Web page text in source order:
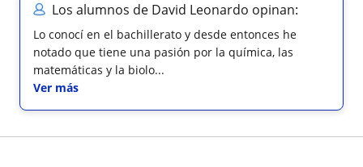
Los alumnos de David Leonardo opinan:
Lo conocí en el bachillerato y desde entonces he
notado que tiene una pasión por la química, las
matemáticas y la biolo...
Ver más